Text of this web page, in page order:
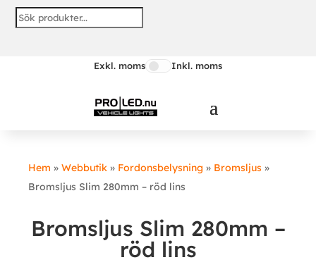
Exkl. moms Inkl. moms
Hem » Webbutik » Fordonsbelysning » Bromsljus »
Bromsljus Slim 280mm – röd lins
Bromsljus Slim 280mm –
röd lins